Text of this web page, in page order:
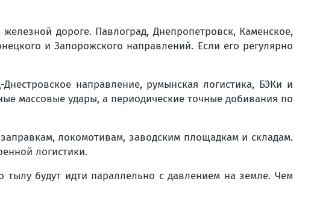
дороге. Павлоград, Днепропетровск, Каменское,
и Запорожского направлений. Если его регулярно
направление, румынская логистика, БЭКи и
массовые удары, а периодические точные добивания по
локомотивам, заводским площадкам и складам.
логистики.
будут идти параллельно с давлением на земле. Чем